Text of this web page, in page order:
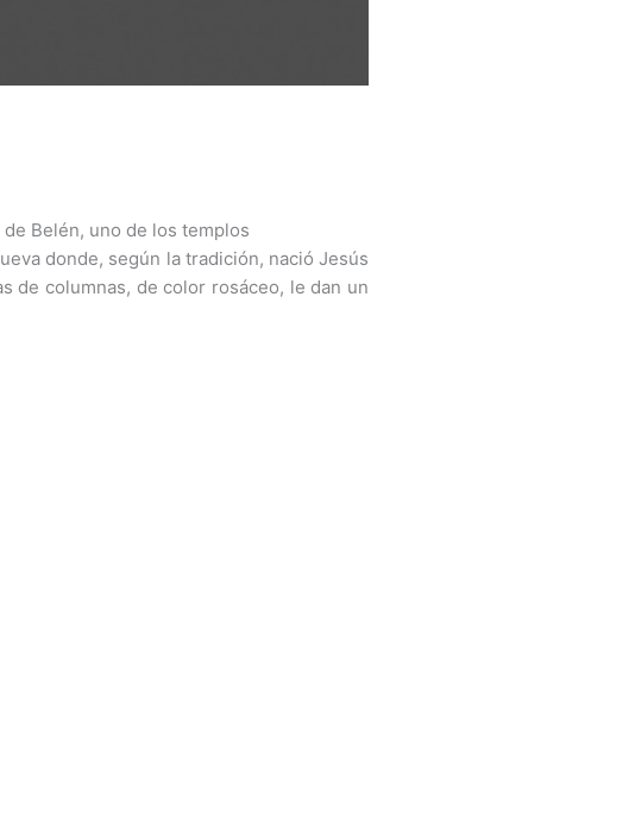
de Belén, uno de los templos
donde, según la tradición, nació Jesús
de columnas, de color rosáceo, le dan un